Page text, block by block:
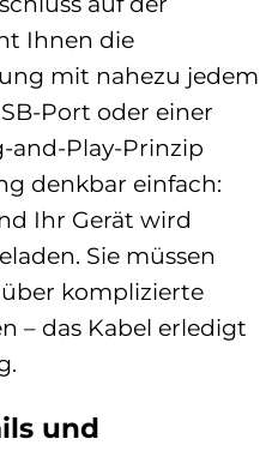
Ihnen die
mit nahezu jedem
Port oder einer
and-Play-Prinzip
denkbar einfach:
Ihr Gerät wird
Sie müssen
komplizierte
– das Kabel erledigt
und